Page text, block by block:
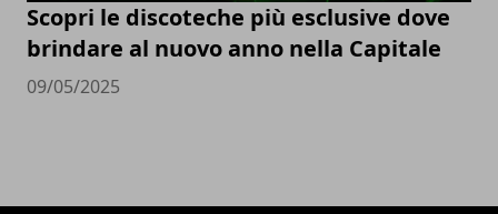
Scopri le discoteche più esclusive dove
brindare al nuovo anno nella Capitale
09/05/2025